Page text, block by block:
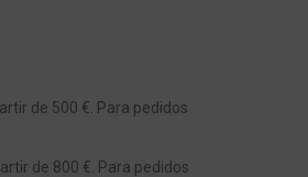
de 500 €. Para pedidos
de 800 €. Para pedidos